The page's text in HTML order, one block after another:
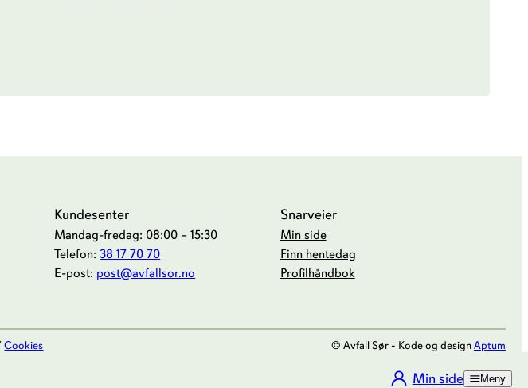
Min side Meny
Kundesenter
Mandag-fredag: 08:00 – 15:30
Telefon:38 17 70 70
E-post: post@avfallsor.no
Snarveier
Min side
Finn hentedag
Profilhåndbok
Cookies © Avfall Sør - Kode og designAptum